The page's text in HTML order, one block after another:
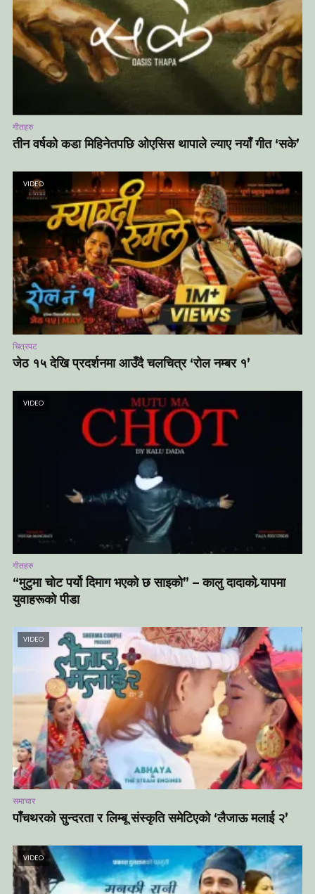
गीतहरु
तीन वर्षको कडा मिहिनेतपछि ओएसिस थापाले ल्याए नयाँ गीत ‘सके’
VIDEO
चित्रपट
जेठ १५ देखि प्रदर्शनमा आउँदै चलचित्र ‘रोल नम्बर १’
VIDEO
गीतहरु
“मुटुमा चोट पर्यो दिमाग भएको छ साइको” – कालु दादाको र्‍यापमा
युवाहरूको पीडा
VIDEO
समाचार
पाँचथरको सुन्दरता र लिम्बू संस्कृति समेटिएको ‘लैजाऊ मलाई २’
VIDEO